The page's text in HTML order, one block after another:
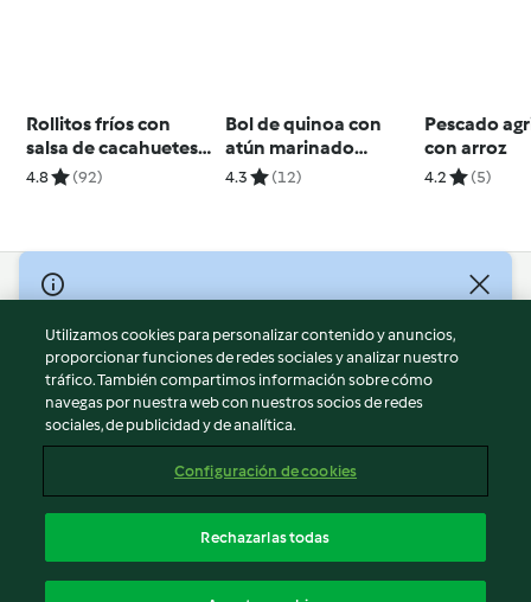
Rollitos fríos con
salsa de cacahuetes
(Goi cuon) - Vietnam
4.8 (92)
Bol de quinoa con
atún marinado
(Cocción de arroz)
4.3 (12)
Pescado
con arroz
4.2 (5)
© Copyright 2026
Términos de uso
Política de privacidad
Aviso legal
Información legal
Reportar contenido
Declaración de accesibilidad
Utilizamos cookies para personalizar contenido y anuncios,
proporcionar funciones de redes sociales y analizar nuestro
tráfico. También compartimos información sobre cómo
navegas por nuestra web con nuestros socios de redes
sociales, de publicidad y de analítica.
Configuración de cookies
Rechazarlas todas